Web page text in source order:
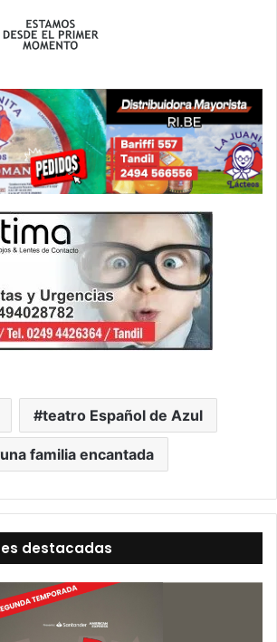
teatro Español de Azul
una familia encantada
destacadas